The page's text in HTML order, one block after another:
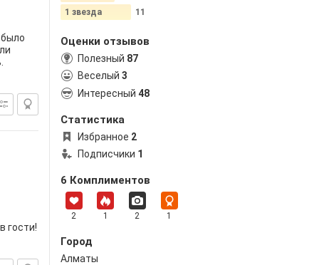
гости!
1 звезда
11
Оценки отзывов
Полезный 87
Веселый 3
Интересный 48
Статистика
Избранное 2
Подписчики 1
6 Комплиментов
2 1 2 1
Город
Алматы